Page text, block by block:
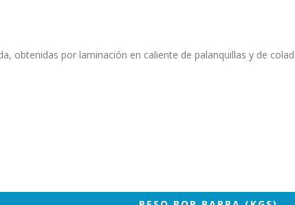
obtenidas por laminación en caliente de palanquillas y de